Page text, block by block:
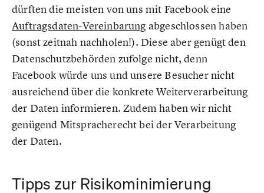
dürften die meisten von uns mit Facebook eine
Auftragsdaten-Vereinbarung abgeschlossen haben
(sonst zeitnah nachholen!). Diese aber genügt den
Datenschutzbehörden zufolge nicht, denn
Facebook würde uns und unsere Besucher nicht
ausreichend über die konkrete Weiterverarbeitung
der Daten informieren. Zudem haben wir nicht
genügend Mitspracherecht bei der Verarbeitung
der Daten.
Tipps zur Risikominimierung